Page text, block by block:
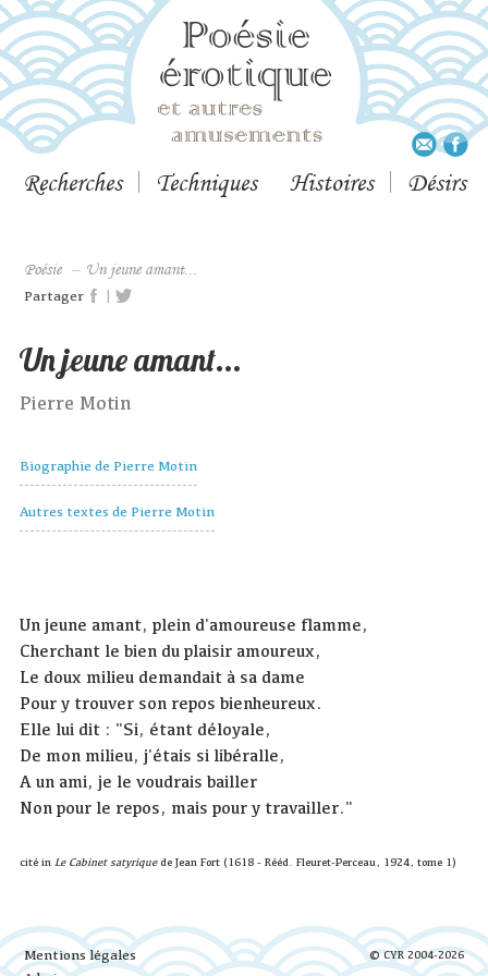
Recherches Techniques Histoires Désirs
Poésie – Un jeune amant...
Partager |
Un jeune amant...
Pierre Motin
Biographie de Pierre Motin
Autres textes de Pierre Motin
Un jeune amant, plein d'amoureuse flamme,
Cherchant le bien du plaisir amoureux,
Le doux milieu demandait à sa dame
Pour y trouver son repos bienheureux.
Elle lui dit : "Si, étant déloyale,
De mon milieu, j'étais si libéralle,
A un ami, je le voudrais bailler
Non pour le repos, mais pour y travailler."
cité in Le Cabinet satyriquede Jean Fort (1618 - Rééd. Fleuret-Perceau, 1924, tome 1)
© CYR 2004-2026
Mentions légales